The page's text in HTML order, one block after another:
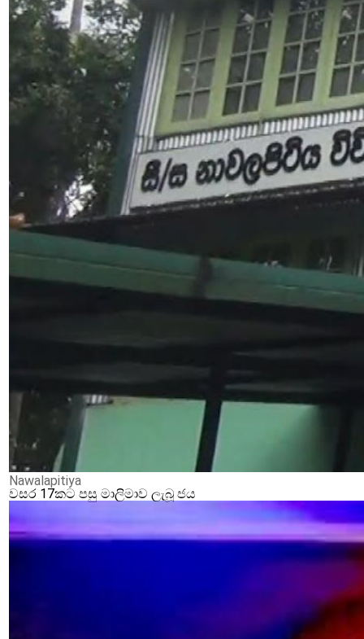
Nawalapitiya
වසර 17කට පසු මාලිමාව ලැබූ ජය